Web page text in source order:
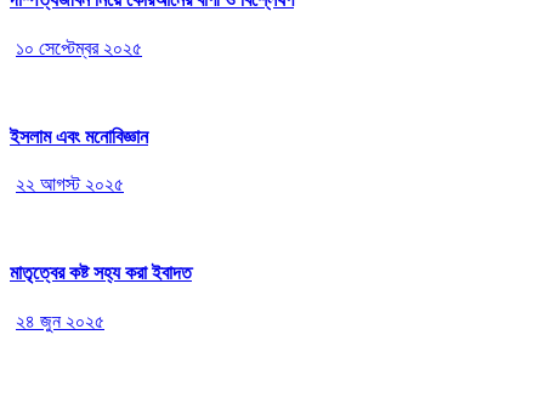
১০ সেপ্টেম্বর ২০২৫
ইসলাম এবং মনোবিজ্ঞান
২২ আগস্ট ২০২৫
মাতৃত্বের কষ্ট সহ্য করা ইবাদত
২৪ জুন ২০২৫